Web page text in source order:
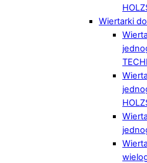
Wiertarki